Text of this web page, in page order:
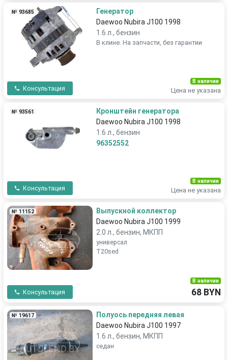
№ 93685
Генератор
Daewoo Nubira J100 1998
1.6 л., бензин
В клине. На запчасти, без гарантии
Консультация
В наличии
Цена не указана
№ 93561
Кронштейн генератора
Daewoo Nubira J100 1998
1.6 л., бензин
96352552
Консультация
В наличии
Цена не указана
№ 11152
Выпускной коллектор
Daewoo Nubira J100 1999
2.0 л., бензин, МКПП
универсал
T20sed
Консультация
В наличии
68 BYN
№ 19617
Полуось передняя левая
Daewoo Nubira J100 1997
1.6 л., бензин, МКПП
седан